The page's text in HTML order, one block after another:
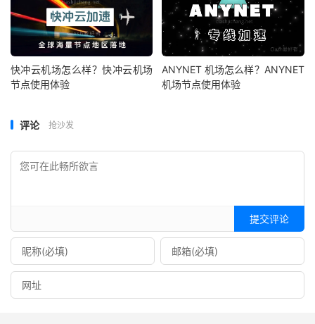
快冲云机场怎么样？快冲云机场
节点使用体验
ANYNET 机场怎么样？ANYNET
机场节点使用体验
评论 抢沙发
提交评论